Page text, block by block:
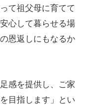
て祖父母に育てて
心して暮らせる場
恩返しにもなるか
感を提供し、ご家
目指します」とい